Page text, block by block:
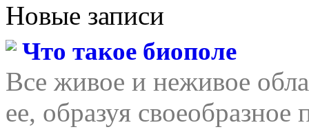
Новые записи
Что такое биополе
Все живое и неживое
ее, образуя своеобразное